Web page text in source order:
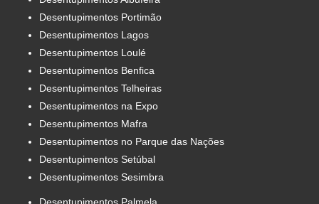
Desentupimentos Portimão
Desentupimentos Lagos
Desentupimentos Loulé
Desentupimentos Benfica
Desentupimentos Telheiras
Desentupimentos na Expo
Desentupimentos Mafra
Desentupimentos no Parque das Nações
Desentupimentos Setúbal
Desentupimentos Sesimbra